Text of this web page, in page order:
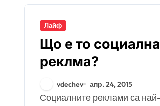
Лайф
Що е то социална
реклма?
vdechev апр. 24, 2015
Социалните реклами са най-